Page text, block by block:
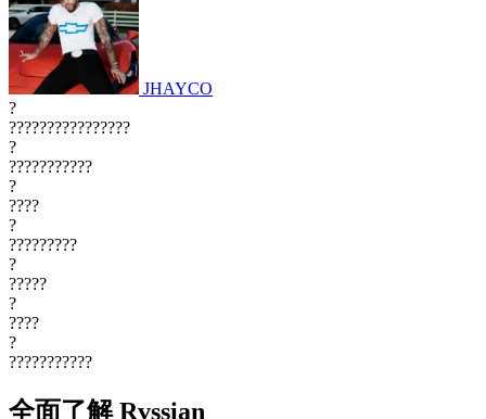
JHAYCO
?
????????????????
?
???????????
?
????
?
?????????
?
?????
?
????
?
???????????
全面了解 Rvssian